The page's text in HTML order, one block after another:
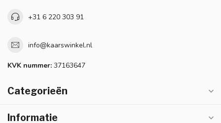
+31 6 220 303 91
info@kaarswinkel.nl
KVK nummer: 37163647
Categorieën
Informatie